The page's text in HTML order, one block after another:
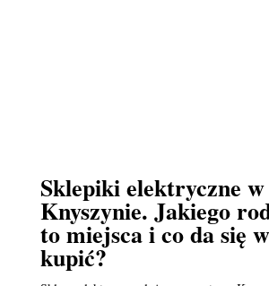
Sklepiki elektryczne w
Knyszynie. Jakiego
to miejsca i co da się
kupić?